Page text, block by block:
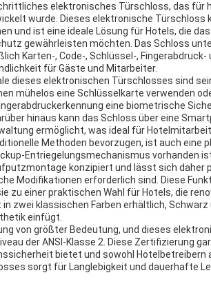
elektronisches Türschloss, das für
wurde. Dieses elektronische Türschloss
und ist eine ideale Lösung für Hotels, die
gewährleisten möchten. Das Schloss
Karten-, Code-, Schlüssel-,
für Gäste und Mitarbeiter.
dieses elektronischen Türschlosses sind
mühelos eine Schlüsselkarte verwenden
eine biometrische
hinaus kann das Schloss über eine
ermöglicht, was ideal für
Methoden bevorzugen, ist auch eine
Entriegelungsmechanismus vorhanden
konzipiert und lässt sich daher
Modifikationen erforderlich sind. Diese
zu einer praktischen Wahl für Hotels, die
zwei klassischen Farben erhältlich,
einfügt.
von größter Bedeutung, und dieses
der ANSI-Klasse 2. Diese Zertifizierung
bietet und sowohl
sorgt für Langlebigkeit und dauerhafte